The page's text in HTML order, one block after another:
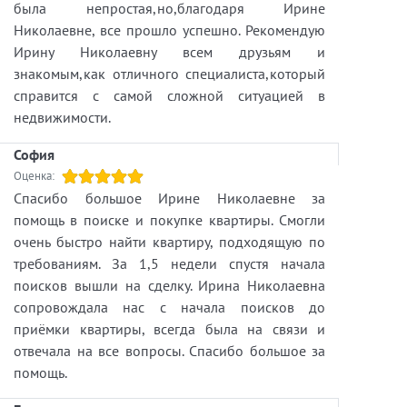
была непростая,но,благодаря Ирине
Николаевне, все прошло успешно. Рекомендую
Ирину Николаевну всем друзьям и
знакомым,как отличного специалиста,который
справится с самой сложной ситуацией в
недвижимости.
София
Оценка:
Спасибо большое Ирине Николаевне за
помощь в поиске и покупке квартиры. Смогли
очень быстро найти квартиру, подходящую по
требованиям. За 1,5 недели спустя начала
поисков вышли на сделку. Ирина Николаевна
сопровождала нас с начала поисков до
приёмки квартиры, всегда была на связи и
отвечала на все вопросы. Спасибо большое за
помощь.